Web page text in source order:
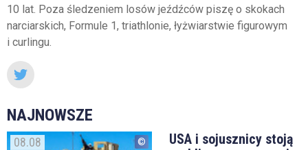
10 lat. Poza śledzeniem losów jeźdźców piszę o skokach
narciarskich, Formule 1, triathlonie, łyżwiarstwie figurowym
i curlingu.
NAJNOWSZE
08.08
USA i sojusznicy stoją